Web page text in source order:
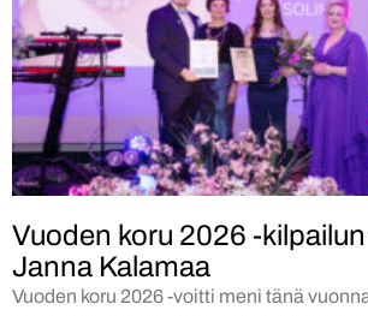
Vuoden koru 2026 -
Janna Kalamaa
Vuoden koru 2026 -voitti meni tänä